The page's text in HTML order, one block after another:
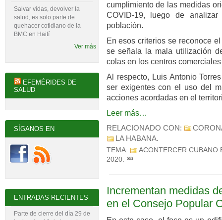
cumplimiento de las medidas
COVID-19, luego de
población.
En esos criterios se reconoce
se señala la mala utilización
colas en los centros
Al respecto, Luis Antonio
ser exigentes con el uso del
acciones acordadas en el
Leer más…
RELACIONADO CON:
LA HABANA.
TEMA:
ACONTERCER CUBANO
2020.
Incrementan medidas
en el Consejo Popular
Salvar vidas, devolver la
salud, es solo parte de
quehacer cotidiano de la
BMC en Haití
Ver más
EFEMÉRIDES DE
SALUD
SÍGANOS EN
ENTRADAS RECIENTES
Parte de cierre del día 29 de